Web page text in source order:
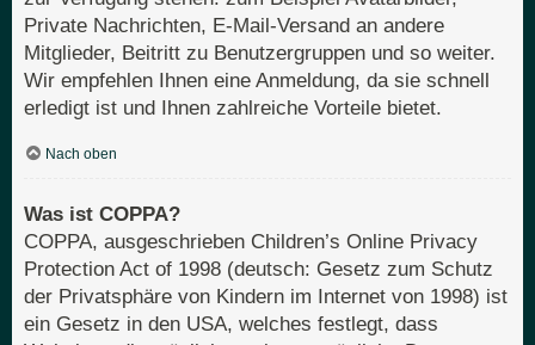
Private Nachrichten, E-Mail-Versand an andere
Mitglieder, Beitritt zu Benutzergruppen und so weiter.
Wir empfehlen Ihnen eine Anmeldung, da sie schnell
erledigt ist und Ihnen zahlreiche Vorteile bietet.
Nach oben
Was ist COPPA?
COPPA, ausgeschrieben Children’s Online Privacy
Protection Act of 1998 (deutsch: Gesetz zum Schutz
der Privatsphäre von Kindern im Internet von 1998) ist
ein Gesetz in den USA, welches festlegt, dass